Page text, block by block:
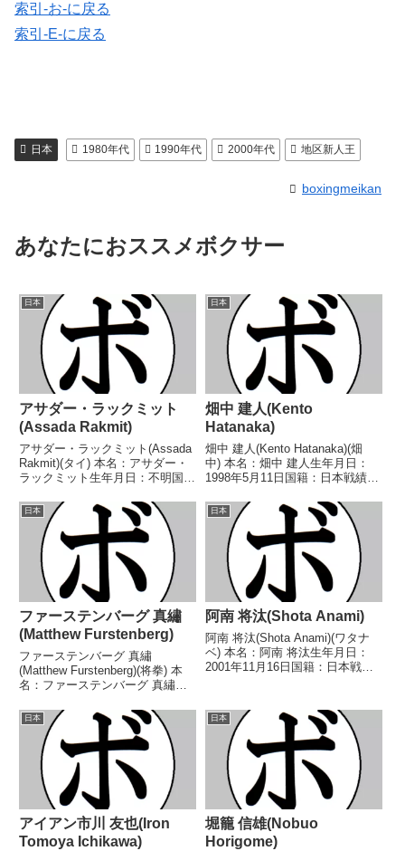
索引-お-に戻る
索引-E-に戻る
日本 1980年代 1990年代 2000年代 地区新人王
boxingmeikan
あなたにおススメボクサー
日本
アサダー・ラックミット
(Assada Rakmit)
アサダー・ラックミット(Assada
Rakmit)(タイ) 本名：アサダー・
ラックミット生年月日：不明国
敗 【獲得タイトル】なし 【戦
歴】2023/05/12 ○4RTKO チナ
ーティップ・タウィープ...
日本
畑中 建人(Kento
Hatanaka)
畑中 建人(Kento Hatanaka)(畑
中) 本名：畑中 建人生年月日：
1998年5月11日国籍：日本戦績：
トル】WBCフライ級ユース王座
第16代WBOアジアパシフィック
フライ級王座 【戦歴】2...
日本
ファーステンバーグ 真繡
(Matthew Furstenberg)
ファーステンバーグ 真繡
(Matthew Furstenberg)(将拳) 本
名：ファーステンバーグ 真繡生
本戦績：2戦1勝(1KO)1敗 【獲得
タイトル】なし 【戦歴】
2025/09/20 ●4R判定 ...
日本
阿南 将汰(Shota Anami)
阿南 将汰(Shota Anami)(ワタナ
ベ) 本名：阿南 将汰生年月日：
2001年11月16日国籍：日本戦
2024/11/25 ○3RTKO 中山 利
貴(T&T)■2025年度東...
日本
アイアン市川 友也(Iron
Tomoya Ichikawa)
日本
堀籠 信雄(Nobuo
Horigome)